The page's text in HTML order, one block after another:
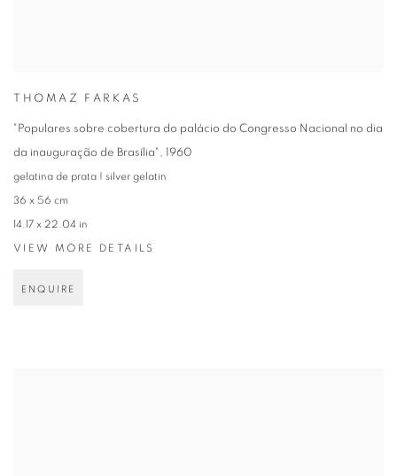
THOMAZ FARKAS
"Populares sobre cobertura do palácio do Congresso Nacional no dia
da inauguração de Brasília", 1960
gelatina de prata | silver gelatin
36 x 56 cm
14.17 x 22.04 in
VIEW MORE DETAILS
ENQUIRE